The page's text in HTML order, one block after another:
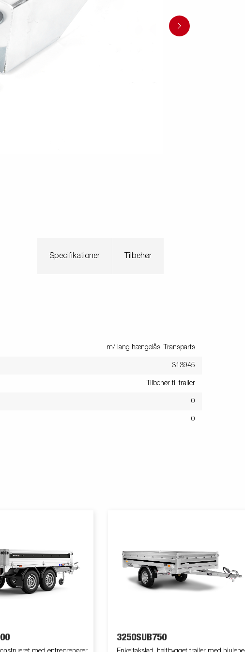
Læs din trailer korrekt
Specifikationer Tilbehør
m/ lang hængelås, Transparts
313945
Tilbehør til trailer
0
0
3250SUB750